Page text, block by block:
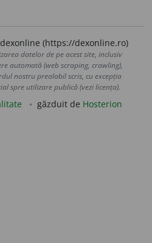
(https://dexonline.ro)
datelor de pe acest site, inclusiv
automată (web scraping, crawling),
nostru prealabil scris, cu excepția
spre utilizare publică (vezi licența).
găzduit de Hosterion